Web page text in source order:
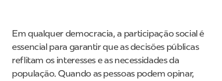
Em qualquer democracia, a participação social é
essencial para garantir que as decisões públicas
reflitam os interesses e as necessidades da
população. Quando as pessoas podem opinar,